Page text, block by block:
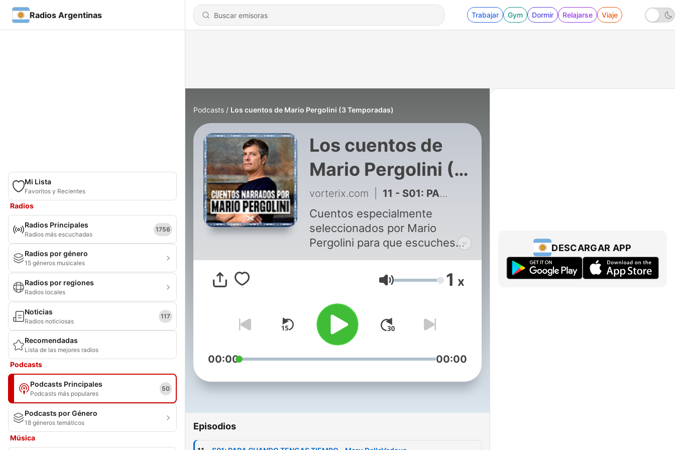
Radios Argentinas Trabajar Gym Dormir Relajarse Viaje
Mi Lista
Favoritos y Recientes
Radios
Radios Principales
Radios más escuchadas
1756
Radios por género
15 géneros musicales
Radios por regiones
Radios locales
Noticias
Radios noticiosas
117
Recomendadas
Lista de las mejores radios
Podcasts
Podcasts Principales
Podcasts más populares
50
Podcasts por Género
18 géneros temáticos
Música
Podcasts Los cuentos de Mario Pergolini (3 Temporadas)
Los cuentos de
Mario Pergolini (3
Temporadas)
vorterix.com 11 - S01: PARA CUANDO TENGAS TIEMPO - Maru DellaVedova
Cuentos especialmente
seleccionados por Mario
Pergolini para que escuches
dónde y cuándo quieras, en
cualquier dispositivo. Tres
temporadas de Cuentos para
que disfrutes. PODCAST
OFICIAL DE VORTERIX.COM
con una selección de cuentos
para que escuches donde
quieras. Todas las mañanas en
#MaldicionVaASerUnDiaHermoso
Mario Pergolini narra un breve
disfrutar nuestros contenidos
canal 502 de 🖥 Flow
Volumen 1 x
00:00 00:00
Episodios
DESCARGAR APP